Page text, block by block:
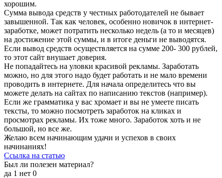
хорошим.
Сумма вывода средств у честных работодателей не бывает
завышенной. Так как человек, особенно новичок в интернет-
заработке, может потратить несколько недель (а то и месяцев)
на достижение этой суммы, и в итоге деньги не выводятся.
Если вывод средств осуществляется на сумме 200- 300 рублей,
то этот сайт внушает доверия.
Не попадайтесь на уловки красивой рекламы. Заработать
можно, но для этого надо будет работать и не мало времени
проводить в интернете. Для начала определитесь что вы
можете делать на сайтах по написанию текстов (например).
Если же грамматика у вас хромает и вы не умеете писать
тексты, то можно посмотреть заработок на кликах и
просмотрах рекламы. Их тоже много. Заработок хоть и не
большой, но все же.
Желаю всем начинающим удачи и успехов в своих
начинаниях!
Ссылка на статью
Был ли полезен материал?
да 1 нет 0